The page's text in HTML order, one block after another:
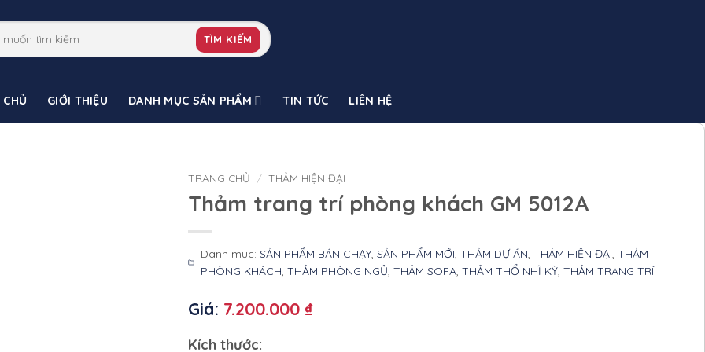
TÌM KIẾM
GIỚI THIỆU DANH MỤC SẢN PHẨM TIN TỨC LIÊN HỆ
TRANG CHỦ / THẢM HIỆN ĐẠI
Thảm trang trí phòng khách GM 5012A
Danh mục:SẢN PHẨM BÁN CHẠY,SẢN PHẨM MỚI,THẢM DỰ ÁN,THẢM HIỆN ĐẠI,THẢM
PHÒNG KHÁCH,THẢM PHÒNG NGỦ,THẢM SOFA,THẢM THỔ NHĨ KỲ,THẢM TRANG TRÍ
Giá: 7.200.000 ₫
Kích thước: